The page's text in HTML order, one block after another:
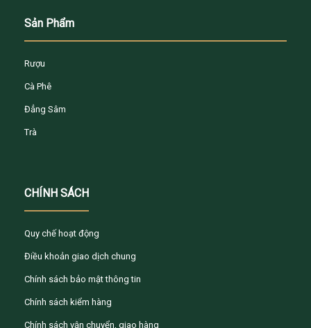
Sản Phẩm
Rượu
Cà Phê
Đẳng Sâm
Trà
CHÍNH SÁCH
Quy chế hoạt động
Điều khoản giao dịch chung
Chính sách bảo mật thông tin
Chính sách kiểm hàng
Chính sách vận chuyển, giao hàng